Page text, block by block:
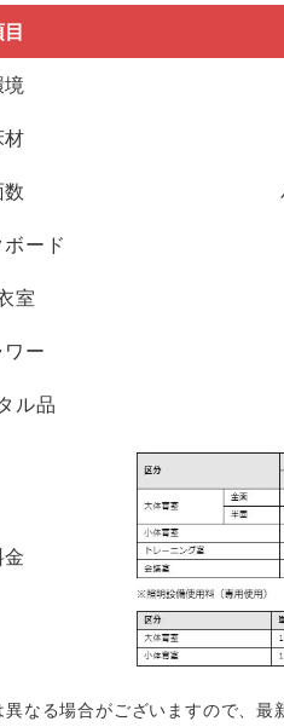
境
材
ード
室
ワー
ル品
なる場合がございますので、最